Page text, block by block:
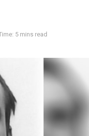
5 mins read